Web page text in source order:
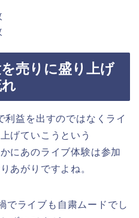
売りに盛り上げ
利益を出すのではなくライ
げていこうという
にあのライブ体験は参加
あがりですよね。
でライブも自粛ムードでし